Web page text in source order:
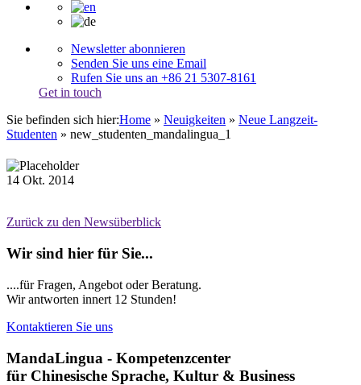
Newsletter abonnieren
Senden Sie uns eine Email
Rufen Sie uns an +86 21 5307-8161
Get in touch
Sie befinden sich hier:Home » Neuigkeiten » Neue Langzeit-
Studenten » new_studenten_mandalingua_1
14 Okt. 2014
Zurück zu den Newsüberblick
Wir sind hier für Sie...
....für Fragen, Angebot oder Beratung.
Wir antworten innert 12 Stunden!
Kontaktieren Sie uns
MandaLingua - Kompetenzcenter
für Chinesische Sprache, Kultur & Business